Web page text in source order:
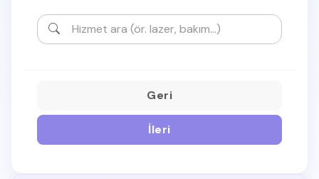
Geri
İleri